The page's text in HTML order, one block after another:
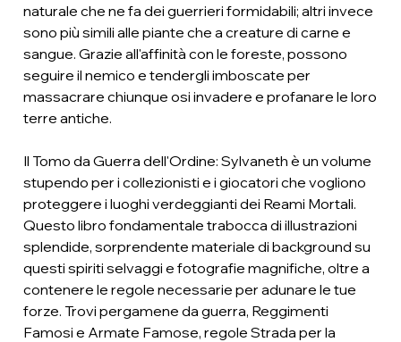
naturale che ne fa dei guerrieri formidabili; altri invece
sono più simili alle piante che a creature di carne e
sangue. Grazie all'affinità con le foreste, possono
seguire il nemico e tendergli imboscate per
massacrare chiunque osi invadere e profanare le loro
terre antiche.
Il Tomo da Guerra dell'Ordine: Sylvaneth è un volume
stupendo per i collezionisti e i giocatori che vogliono
proteggere i luoghi verdeggianti dei Reami Mortali.
Questo libro fondamentale trabocca di illustrazioni
splendide, sorprendente materiale di background su
questi spiriti selvaggi e fotografie magnifiche, oltre a
contenere le regole necessarie per adunare le tue
forze. Trovi pergamene da guerra, Reggimenti
Famosi e Armate Famose, regole Strada per la